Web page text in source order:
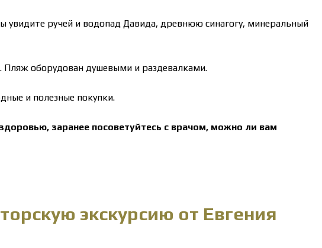
увидите ручей и водопад Давида, древнюю синагогу, минеральный
оборудован душевыми и раздевалками.
и полезные покупки.
заранее посоветуйтесь с врачом, можно ли вам
экскурсию от Евгения